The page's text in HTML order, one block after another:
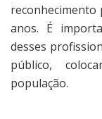
reconhecimento
anos. É
desses
público,
população.